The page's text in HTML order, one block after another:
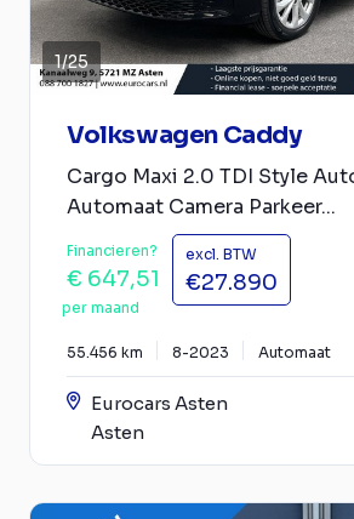
1/25
Volkswagen Caddy
Cargo Maxi 2.0 TDI Style
Automaat Camera Parkeer...
Financieren?
€ 647,51
per maand
excl. BTW
€27.890
55.456 km 8-2023 Automaat
Eurocars Asten
Asten